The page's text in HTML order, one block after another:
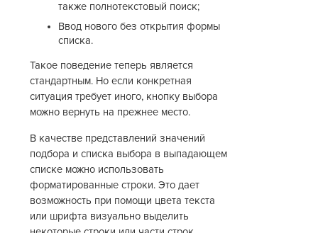
также полнотекстовый поиск;
Ввод нового без открытия формы
списка.
Такое поведение теперь является
стандартным. Но если конкретная
ситуация требует иного, кнопку выбора
можно вернуть на прежнее место.
В качестве представлений значений
подбора и списка выбора в выпадающем
списке можно использовать
форматированные строки. Это дает
возможность при помощи цвета текста
или шрифта визуально выделить